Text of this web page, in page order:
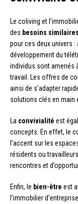
Le coliving et
des besoins similaires
pour ces deux univers
développement du
individus sont amenés
travail. Les offres de
ainsi de s’adapter
solutions clés en main
La convivialité est
concepts. En effet, le
l’accent sur les
résidents ou
rencontres et
Enfin, le bien-être est
l’immobilier